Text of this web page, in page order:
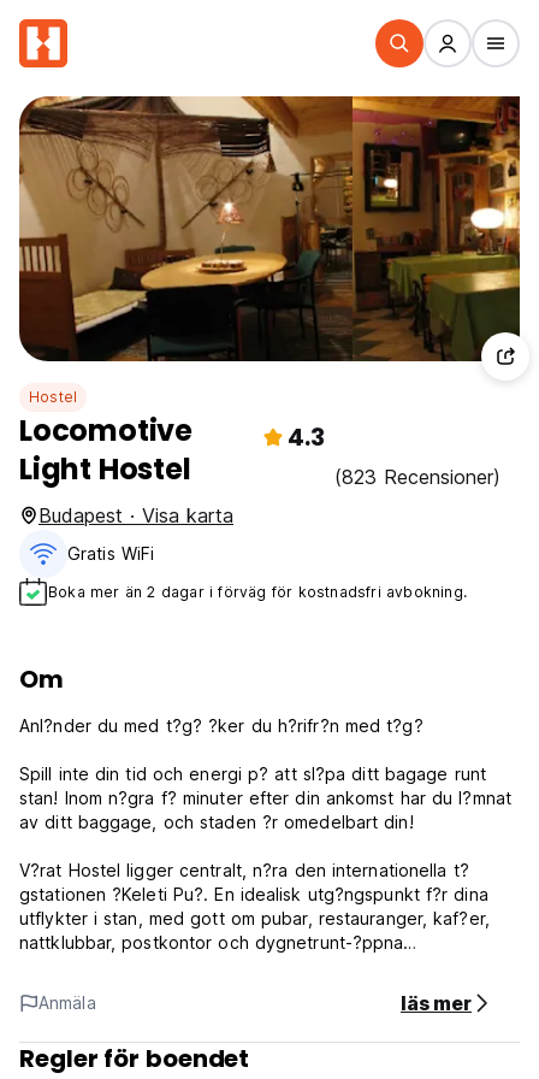
Hostel
Locomotive
Light Hostel
4.3
(823 Recensioner)
Budapest · Visa karta
Gratis WiFi
Boka mer än 2 dagar i förväg för kostnadsfri avbokning.
Om
Anl?nder du med t?g? ?ker du h?rifr?n med t?g?
Spill inte din tid och energi p? att sl?pa ditt bagage runt
stan! Inom n?gra f? minuter efter din ankomst har du l?mnat
av ditt baggage, och staden ?r omedelbart din!
V?rat Hostel ligger centralt, n?ra den internationella t?
gstationen ?Keleti Pu?. En idealisk utg?ngspunkt f?r dina
utflykter i stan, med gott om pubar, restauranger, kaf?er,
nattklubbar, postkontor och dygnetrunt-?ppna
vistelse i Budapest.
Anmäla läs mer
Regler för boendet